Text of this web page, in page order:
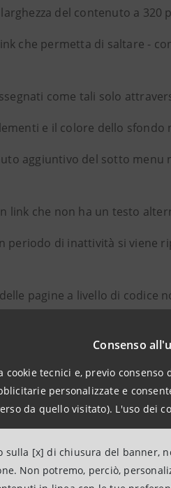
Consenso
cookie tecnici e, previo
personalizzate e
da quello visitato). L'uso dei
sulla [x] di chiusura del banner,
Non potremo, perciò,
del contenuto a 320
che permetta di saltare -
come tali solo
e il colore dello sfondo
aggiuntivo del sotto
link che non ha un testo
periodo di inattività si viene
pagine a livello di
almeno due queste
della pagina non è
identificato un errore
errori a livello di
accessibili.